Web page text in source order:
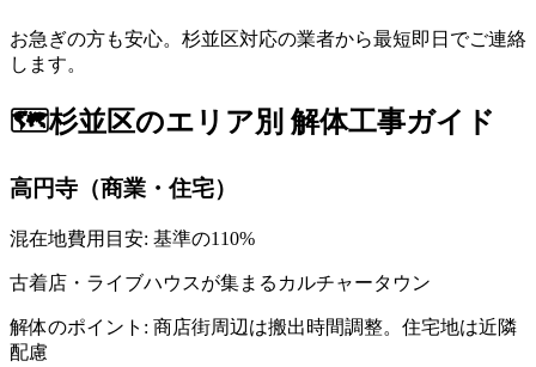
お急ぎの方も安心。 杉並区対応の業者から最短即日でご連絡
します。
🗺️杉並区のエリア別 解体工事ガイド
高円寺（商業・住宅）
混在地費用目安: 基準の110%
古着店・ライブハウスが集まるカルチャータウン
解体のポイント: 商店街周辺は搬出時間調整。住宅地は近隣
配慮